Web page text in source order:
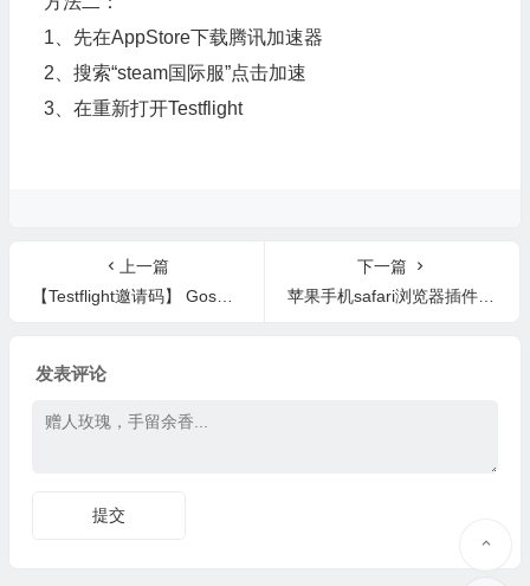
1、先在AppStore下载腾讯加速器
2、搜索“steam国际服”点击加速
3、在重新打开Testflight
上一篇
【Testflight邀请码】 Gospel Living
下一篇
苹果手机safari浏览器插件，可安装油猴插件，免费看电影
发表评论